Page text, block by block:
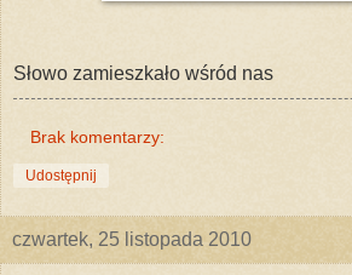
Słowo zamieszkało wśród nas
Brak komentarzy:
Udostępnij
czwartek, 25 listopada 2010